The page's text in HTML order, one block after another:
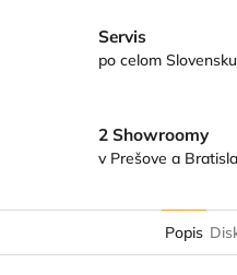
Servis
po celom Slovensku
2 Showroomy
v Prešove a
Popis